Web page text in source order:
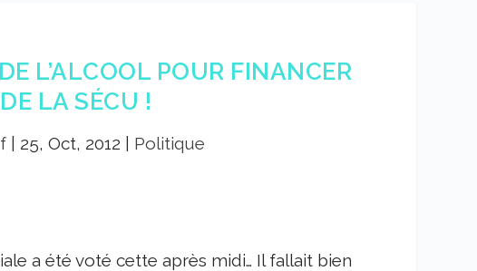
L’ALCOOL POUR FINANCER
LA SÉCU !
25, Oct, 2012 Politique
a été voté cette après midi… Il fallait bien